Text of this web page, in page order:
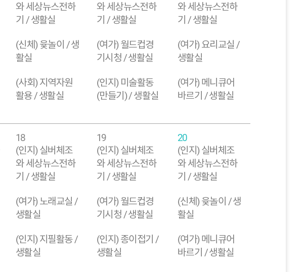
와 세상뉴스전하
기 / 생활실
(신체) 윷놀이 / 생
활실
(사회) 지역자원
활용 / 생활실
와 세상뉴스전하
기 / 생활실
(여가) 월드컵경
기시청 / 생활실
(인지) 미술활동
(만들기) / 생활실
와 세상뉴스전하
기 / 생활실
(여가) 요리교실 /
생활실
(여가) 메니큐어
바르기 / 생활실
18
(인지) 실버체조
와 세상뉴스전하
기 / 생활실
(여가) 노래교실 /
생활실
(인지) 지필활동 /
생활실
19
(인지) 실버체조
와 세상뉴스전하
기 / 생활실
(여가) 월드컵경
기시청 / 생활실
(인지) 종이접기 /
생활실
20
(인지) 실버체조
와 세상뉴스전하
기 / 생활실
(신체) 윷놀이 / 생
활실
(여가) 메니큐어
바르기 / 생활실